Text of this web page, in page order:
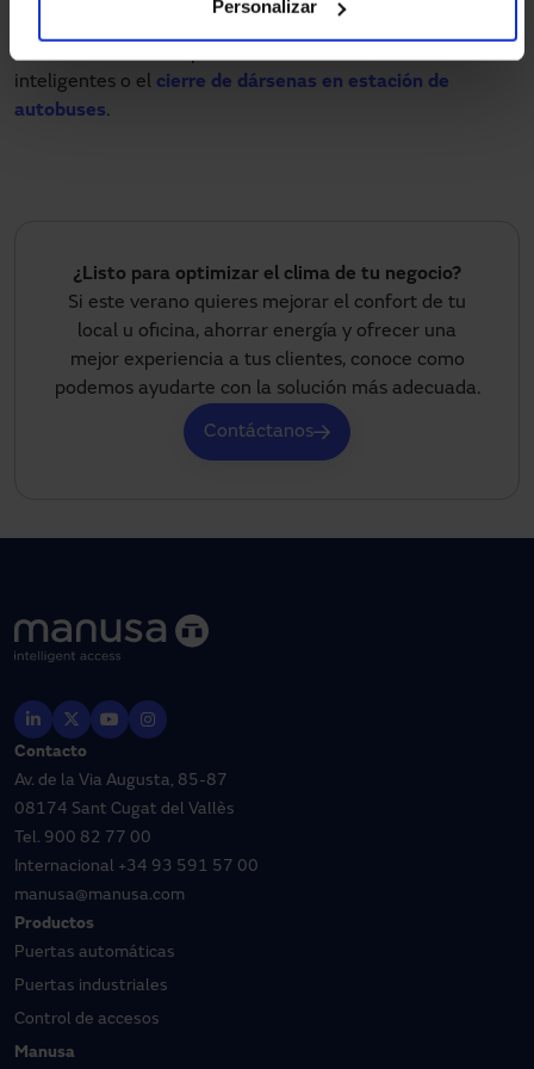
Personalizar
inteligentes o el cierre de dársenas en estación de
autobuses.
¿Listo para optimizar el clima de tu negocio?
Si este verano quieres mejorar el confort de tu
local u oficina, ahorrar energía y ofrecer una
mejor experiencia a tus clientes, conoce como
podemos ayudarte con la solución más adecuada.
Contáctanos
Contacto
Av. de la Via Augusta, 85-87
08174 Sant Cugat del Vallès
Tel. 900 82 77 00
Internacional +34 93 591 57 00
manusa@manusa.com
Productos
Puertas automáticas
Puertas industriales
Control de accesos
Manusa